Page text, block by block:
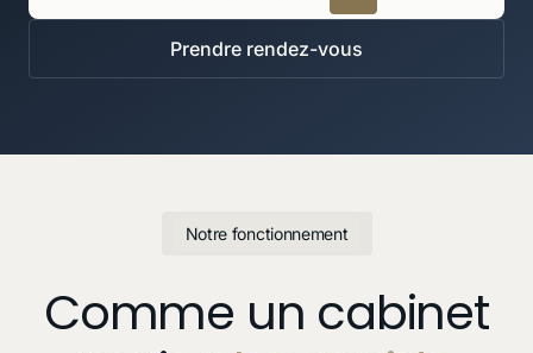
Prendre rendez-vous
Notre fonctionnement
Comme un cabinet